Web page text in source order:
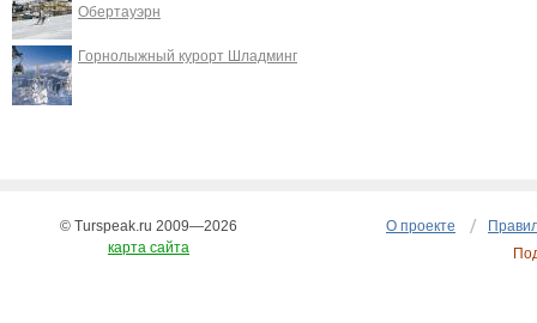
Обертауэрн
Горнолыжный курорт Шладминг
О проекте
© Turspeak.ru 2009—2026
карта сайта